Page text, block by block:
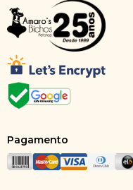
Pagamento